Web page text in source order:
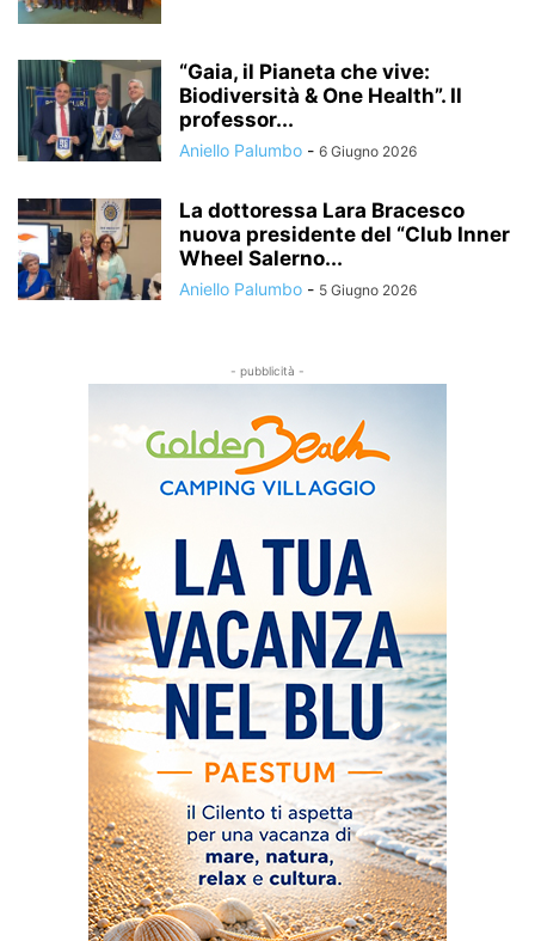
“Gaia, il Pianeta che vive:
Biodiversità & One Health”. Il
professor...
Aniello Palumbo - 6 Giugno 2026
La dottoressa Lara Bracesco
nuova presidente del “Club Inner
Wheel Salerno...
Aniello Palumbo - 5 Giugno 2026
- pubblicità -